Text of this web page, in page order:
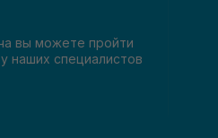
вы можете пройти
наших специалистов